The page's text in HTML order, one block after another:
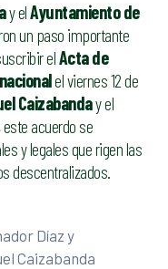
y elAyuntamiento de
un paso importante
elActa de
el viernes 12 de
Caizabanday el
acuerdo se
y legales que rigen las
descentralizados.
Díaz y
Caizabanda